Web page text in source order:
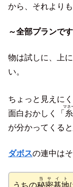
から、それより
～全部プランで
物は試しに、上
い。
ちょっと見えに
面白おかしく「 糸
マネ
が分かってくると
ダボスの連中は
うちの秘密基地
当サイト